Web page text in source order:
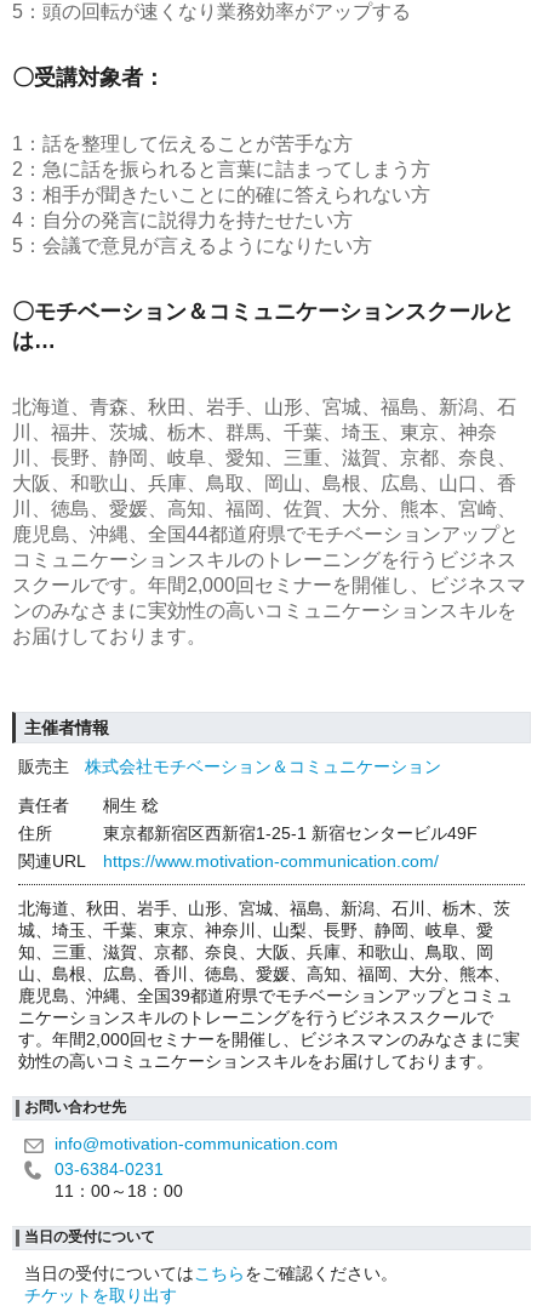
5：頭の回転が速くなり業務効率がアップする
〇受講対象者：
1：話を整理して伝えることが苦手な方
2：急に話を振られると言葉に詰まってしまう方
3：相手が聞きたいことに的確に答えられない方
4：自分の発言に説得力を持たせたい方
5：会議で意見が言えるようになりたい方
〇モチベーション＆コミュニケーションスクールと
は…
北海道、青森、秋田、岩手、山形、宮城、福島、新潟、石
川、福井、茨城、栃木、群馬、千葉、埼玉、東京、神奈
川、長野、静岡、岐阜、愛知、三重、滋賀、京都、奈良、
大阪、和歌山、兵庫、鳥取、岡山、島根、広島、山口、香
川、徳島、愛媛、高知、福岡、佐賀、大分、熊本、宮崎、
鹿児島、沖縄、全国44都道府県でモチベーションアップと
コミュニケーションスキルのトレーニングを行うビジネス
スクールです。年間2,000回セミナーを開催し、ビジネスマ
ンのみなさまに実効性の高いコミュニケーションスキルを
お届けしております。
主催者情報
販売主
株式会社モチベーション＆コミュニケーション
責任者
桐生 稔
住所
東京都新宿区西新宿1-25-1 新宿センタービル49F
関連URL
https://www.motivation-communication.com/
北海道、秋田、岩手、山形、宮城、福島、新潟、石川、栃木、茨
城、埼玉、千葉、東京、神奈川、山梨、長野、静岡、岐阜、愛
知、三重、滋賀、京都、奈良、大阪、兵庫、和歌山、鳥取、岡
山、島根、広島、香川、徳島、愛媛、高知、福岡、大分、熊本、
鹿児島、沖縄、全国39都道府県でモチベーションアップとコミュ
ニケーションスキルのトレーニングを行うビジネススクールで
す。年間2,000回セミナーを開催し、ビジネスマンのみなさまに実
効性の高いコミュニケーションスキルをお届けしております。
お問い合わせ先
info@motivation-communication.com
03-6384-0231
11：00～18：00
当日の受付について
当日の受付についてはこちらをご確認ください。
チケットを取り出す